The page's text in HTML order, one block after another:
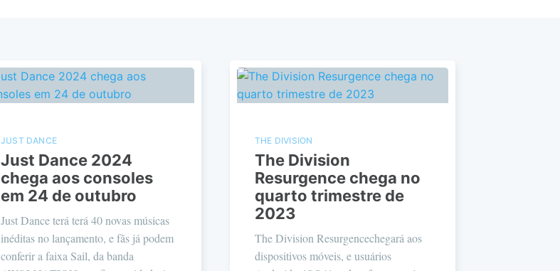
JUST DANCE
Just Dance 2024
chega aos consoles
em 24 de outubro
Just Dance terá terá 40 novas músicas
inéditas no lançamento, e fãs já podem
conferir a faixa Sail, da banda
THE DIVISION
The Division
Resurgence chega no
quarto trimestre de
2023
The Division Resurgencechegará aos
dispositivos móveis, e usuários